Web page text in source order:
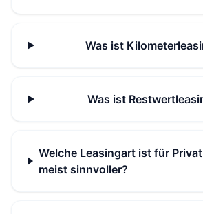
Was ist
Was ist
Welche Leasingart ist für
meist sinnvoller?